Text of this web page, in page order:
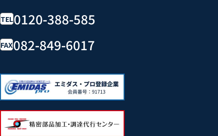
TEL0120-388-585
FAX082-849-6017